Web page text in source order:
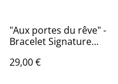
"Aux portes du rêve" -
Bracelet Signature
29,00 €